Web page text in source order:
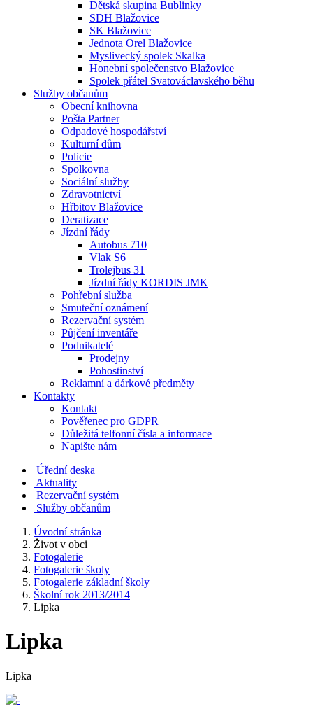
Dětská skupina Bublinky
SDH Blažovice
SK Blažovice
Jednota Orel Blažovice
Myslivecký spolek Skalka
Honební společenstvo Blažovice
Spolek přátel Svatováclavského běhu
Služby občanům
Obecní knihovna
Pošta Partner
Odpadové hospodářství
Kulturní dům
Policie
Spolkovna
Sociální služby
Zdravotnictví
Hřbitov Blažovice
Deratizace
Jízdní řády
Autobus 710
Vlak S6
Trolejbus 31
Jízdní řády KORDIS JMK
Pohřební služba
Smuteční oznámení
Rezervační systém
Půjčení inventáře
Podnikatelé
Prodejny
Pohostinství
Reklamní a dárkové předměty
Kontakty
Kontakt
Pověřenec pro GDPR
Důležitá telfonní čísla a informace
Napište nám
Úřední deska
Aktuality
Rezervační systém
Služby občanům
Úvodní stránka
Život v obci
Fotogalerie
Fotogalerie školy
Fotogalerie základní školy
Školní rok 2013/2014
Lipka
Lipka
Lipka